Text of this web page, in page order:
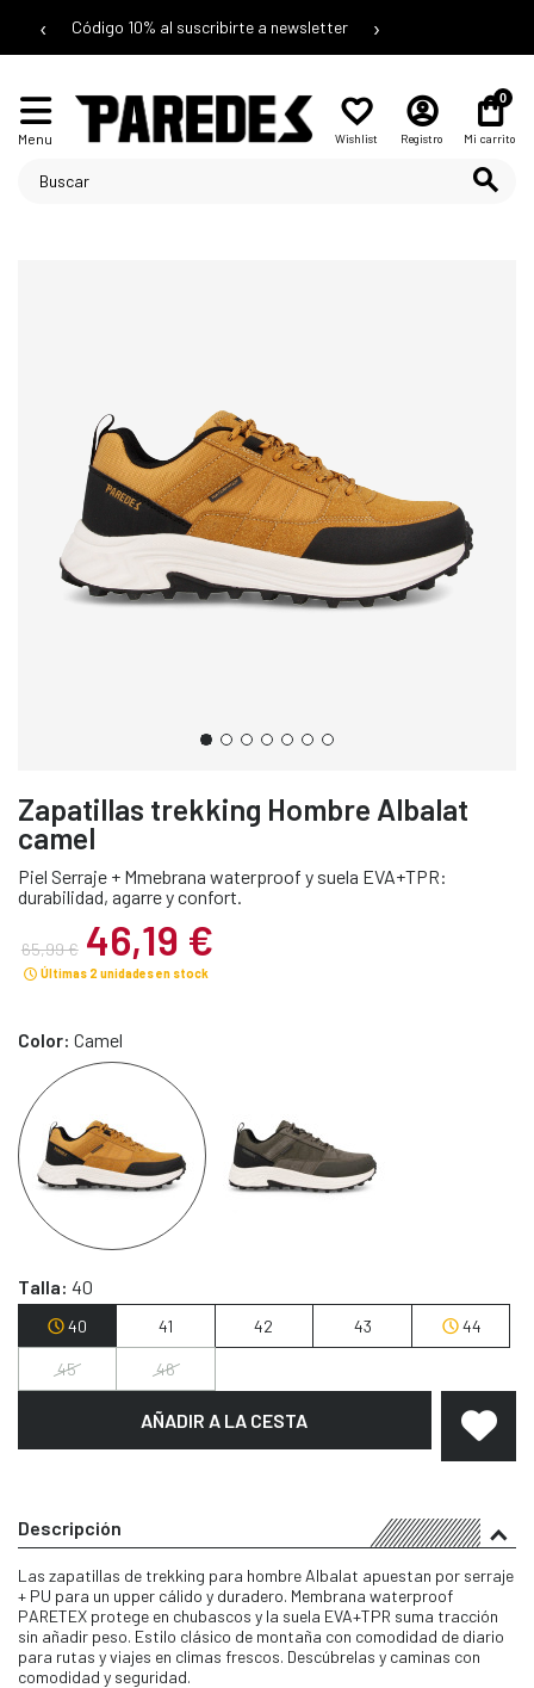
‹ Código 10% al suscribirte a newsletter ›
Menu Wishlist Registro
0
Mi carrito
Zapatillas trekking Hombre Albalat
camel
Piel Serraje + Mmebrana waterproof y suela EVA+TPR:
durabilidad, agarre y confort.
65,99 € 46,19 €
Últimas 2 unidades en stock
Color: Camel
Talla: 40
40 41 42 43 44
45 46
AÑADIR A LA CESTA
Descripción
Las zapatillas de trekking para hombre Albalat apuestan por serraje
+ PU para un upper cálido y duradero. Membrana waterproof
PARETEX protege en chubascos y la suela EVA+TPR suma tracción
sin añadir peso. Estilo clásico de montaña con comodidad de diario
para rutas y viajes en climas frescos. Descúbrelas y caminas con
comodidad y seguridad.